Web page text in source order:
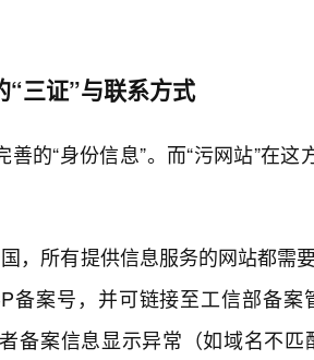
三证”与联系方式
的“身份信息”。而“污网站”在这
，所有提供信息服务的网站都需
备案号，并可链接至工信部备案
备案信息显示异常（如域名不匹